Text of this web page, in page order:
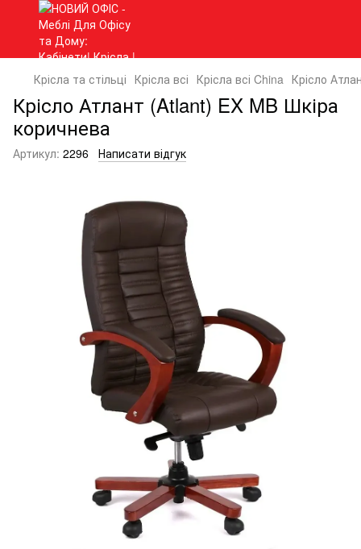
Крісла та стільці Крісла всі Крісла всі China Крісло
Крісло Атлант (Atlant) EX MB Шкіра
коричнева
Артикул: 2296 Написати відгук